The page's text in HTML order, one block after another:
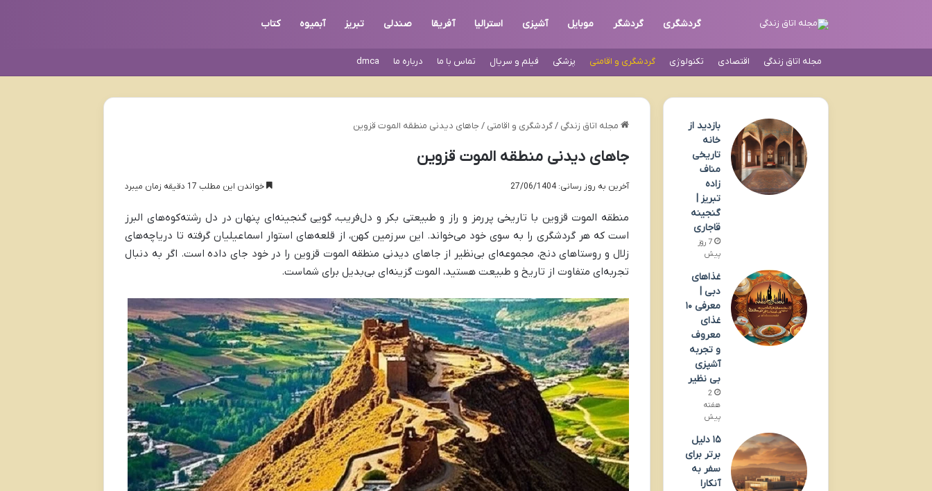
گردشگری گردشگر موبایل آشپزی استرالیا آفریقا صندلی تبریز آبمیوه کتاب
مجله اتاق زندگی اقتصادی تکنولوژی گردشگری و اقامتی پزشکی فیلم و سریال تماس با ما درباره ما dmca
مجله اتاق زندگی /گردشگری و اقامتی / جاهای دیدنی منطقه الموت قزوین
جاهای دیدنی منطقه الموت قزوین
آخرین به روز رسانی: 27/06/1404 خواندن این مطلب 17 دقیقه زمان میبرد
منطقه الموت قزوین با تاریخی پررمز و راز و طبیعتی بکر و دل‌فریب، گویی گنجینه‌ای پنهان در دل رشته‌کوه‌های البرز
است که هر گردشگری را به سوی خود می‌خواند. این سرزمین کهن، از قلعه‌های استوار اسماعیلیان گرفته تا دریاچه‌های
زلال و روستاهای دنج، مجموعه‌ای بی‌نظیر از جاهای دیدنی منطقه الموت قزوین را در خود جای داده است. اگر به دنبال
تجربه‌ای متفاوت از تاریخ و طبیعت هستید، الموت گزینه‌ای بی‌بدیل برای شماست.
بازدید از
خانه
تاریخی
مناف
زاده
تبریز |
گنجینه
قاجاری
7 روز
پیش
غذاهای
دبی |
معرفی ۱۰
غذای
معروف
و تجربه
آشپزی
بی نظیر
2
هفته
پیش
۱۵ دلیل
برتر برای
سفر به
آنکارا